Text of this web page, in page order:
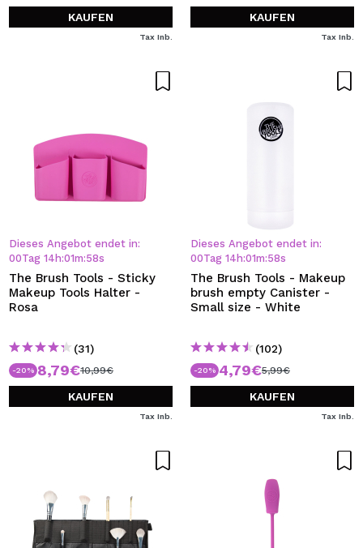
KAUFEN
Tax Inb.
KAUFEN
Tax Inb.
Dieses Angebot endet in:
00Tag 14 h:01m:57s
The Brush Tools - Sticky
Makeup Tools Halter -
Rosa
(31)
-20% 8,79€10,99€
KAUFEN
Tax Inb.
Dieses Angebot endet in:
00Tag 14 h:01m:57s
The Brush Tools - Makeup
brush empty Canister -
Small size - White
(102)
-20% 4,79€5,99€
KAUFEN
Tax Inb.